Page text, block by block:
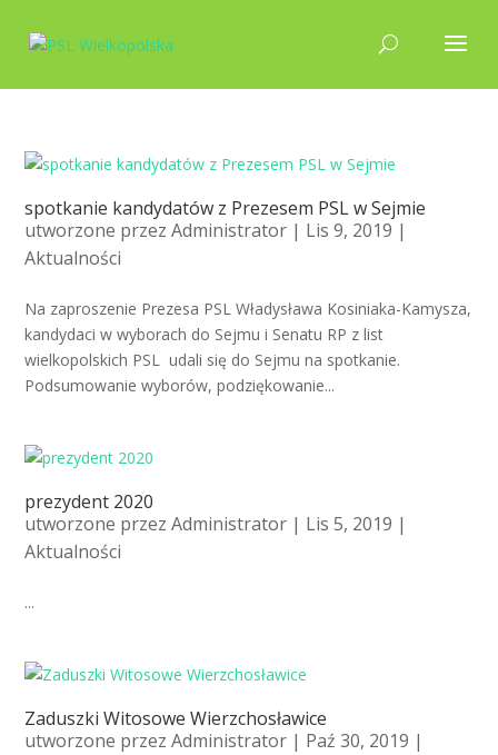
spotkanie kandydatów z Prezesem PSL w Sejmie
utworzone przezAdministrator | Lis 9, 2019 |
Aktualności
Na zaproszenie Prezesa PSL Władysława Kosiniaka-Kamysza,
kandydaci w wyborach do Sejmu i Senatu RP z list
wielkopolskich PSL udali się do Sejmu na spotkanie.
Podsumowanie wyborów, podziękowanie...
prezydent 2020
utworzone przezAdministrator | Lis 5, 2019 |
Aktualności
...
Zaduszki Witosowe Wierzchosławice
utworzone przezAdministrator | Paź 30, 2019 |